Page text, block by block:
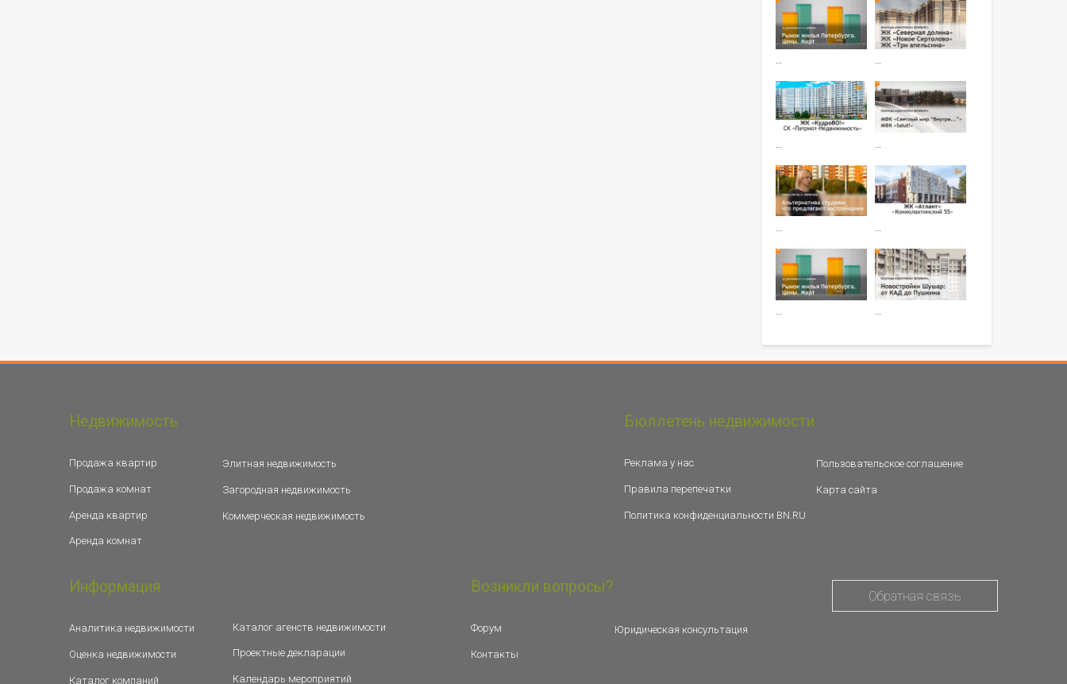
… …
… …
Недвижимость
Продажа квартир
Продажа комнат
Аренда квартир
Аренда комнат
Элитная недвижимость
Загородная недвижимость
Коммерческая недвижимость
Бюллетень недвижимости
Реклама у нас
Правила перепечатки
Политика конфиденциальности BN.RU
Пользовательское соглашение
Карта сайта
Информация
Аналитика недвижимости
Оценка недвижимости
Каталог компаний
Каталог агенств недвижимости
Проектные декларации
Календарь мероприятий
Возникли вопросы?
Форум
Контакты
Юридическая консультация
Обратная связь